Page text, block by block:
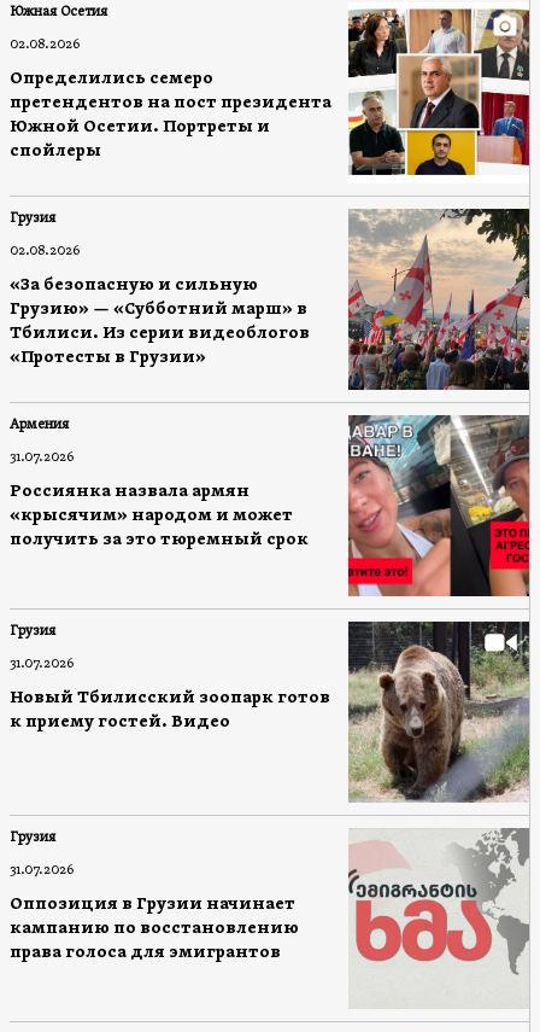
Южная Осетия
02.08.2026
Определились семеро
претендентов на пост президента
Южной Осетии. Портреты и
спойлеры
Грузия
02.08.2026
«За безопасную и сильную
Грузию» — «Субботний марш» в
Тбилиси. Из серии видеоблогов
«Протесты в Грузии»
Армения
31.07.2026
Россиянка назвала армян
«крысячим» народом и может
получить за это тюремный срок
Грузия
31.07.2026
Новый Тбилисский зоопарк готов
к приему гостей. Видео
Грузия
31.07.2026
Оппозиция в Грузии начинает
кампанию по восстановлению
права голоса для эмигрантов